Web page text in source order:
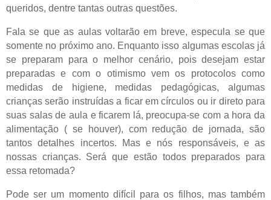
queridos, dentre tantas outras questões.
Fala se que as aulas voltarão em breve, especula se que
somente no próximo ano. Enquanto isso algumas escolas já
se preparam para o melhor cenário, pois desejam estar
preparadas e com o otimismo vem os protocolos como
medidas de higiene, medidas pedagógicas, algumas
crianças serão instruídas a ficar em círculos ou ir direto para
suas salas de aula e ficarem lá, preocupa-se com a hora da
alimentação ( se houver), com redução de jornada, são
tantos detalhes incertos. Mas e nós responsáveis, e as
nossas crianças. Será que estão todos preparados para
essa retomada?
Pode ser um momento difícil para os filhos, mas também